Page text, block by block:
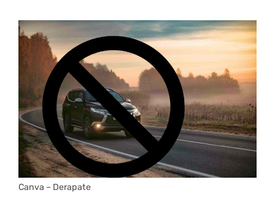
Canva – Derapate